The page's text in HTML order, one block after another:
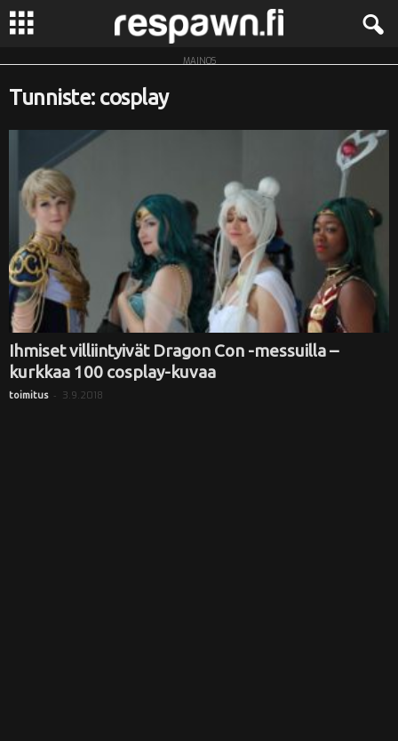
R
MAINOS
Tunniste: cosplay
Ihmiset villiintyivät Dragon Con -messuilla –
kurkkaa 100 cosplay-kuvaa
toimitus - 3.9.2018